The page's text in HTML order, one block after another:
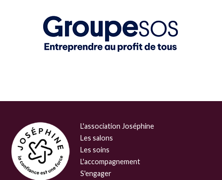
L'association Joséphine
Les salons
Les soins
L'accompagnement
S'engager